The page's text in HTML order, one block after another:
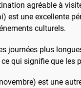
agréable à
est une excellente
culturels.
journées plus
qui signifie que les
est une